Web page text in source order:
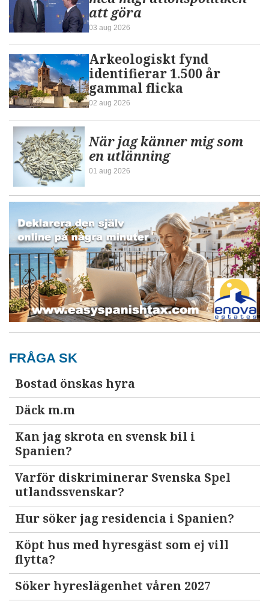
att göra
03 aug 2026
Arkeologiskt fynd
identifierar 1.500 år
gammal flicka
02 aug 2026
När jag känner mig som
en utlänning
01 aug 2026
FRÅGA SK
Bostad önskas hyra
Däck m.m
Kan jag skrota en svensk bil i
Spanien?
Varför diskriminerar Svenska Spel
utlandssvenskar?
Hur söker jag residencia i Spanien?
Köpt hus med hyresgäst som ej vill
flytta?
Söker hyreslägenhet våren 2027